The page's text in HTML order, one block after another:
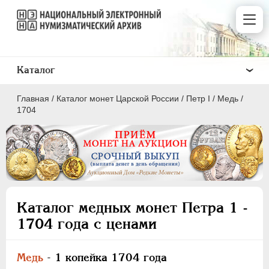
Главная / Каталог монет Царской России / Пeтр I / Медь /
1704
Каталог медных монет Петра 1 -
1704 года с ценами
Медь - 1 копейка 1704 года
Каталог
ПEТР I 1699 - 1725
ПЕТР II 1727-1729
АННА ИОАННОВНА 1730-1740
ЕЛИЗАВЕТА 1741-1762